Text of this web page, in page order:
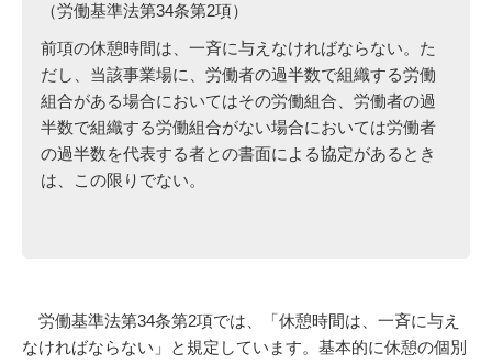
（労働基準法第34条第2項）
前項の休憩時間は、一斉に与えなければならない。た
だし、当該事業場に、労働者の過半数で組織する労働
組合がある場合においてはその労働組合、労働者の過
半数で組織する労働組合がない場合においては労働者
の過半数を代表する者との書面による協定があるとき
は、この限りでない。
労働基準法第34条第2項では、「休憩時間は、一斉に与え
なければならない」と規定しています。基本的に休憩の個別